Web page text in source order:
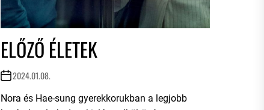
ELŐZŐ ÉLETEK
2024.01.08.
Nora és Hae-sung gyerekkorukban a legjobb